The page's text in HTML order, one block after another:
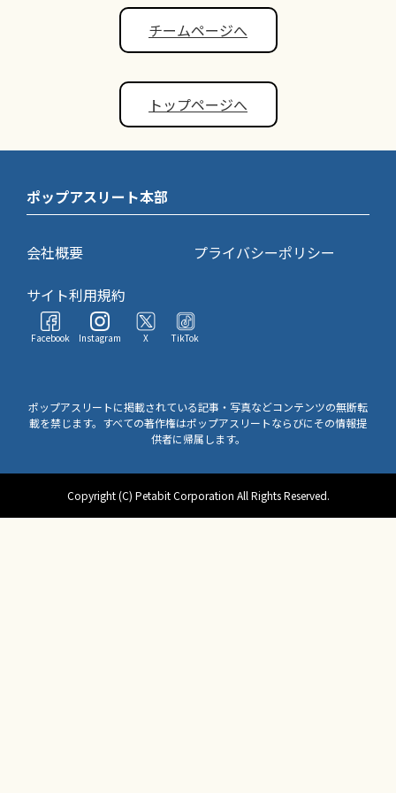
チームページへ
トップページへ
ポップアスリート本部
会社概要
プライバシーポリシー
サイト利用規約
Facebook Instagram X TikTok
ポップアスリートに掲載されている記事・写真などコンテンツの無断転
載を禁じます。すべての著作権はポップアスリートならびにその情報提
供者に帰属します。
Copyright (C) Petabit Corporation All Rights Reserved.